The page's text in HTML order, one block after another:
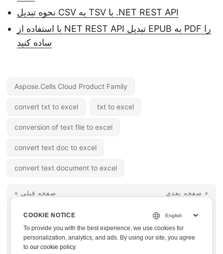
نحوه تبدیل CSV به TSV با .NET REST API
با استفاده از NET REST API تبدیل EPUB به PDF را
ساده کنید
Aspose.Cells Cloud Product Family
convert txt to excel txt to excel
conversion of text file to excel
convert text doc to excel
convert text document to excel
« صفحه قبلی
C#.NET
صفحه بعدی »
Viewer را در Java
توسعه دهید - اکسل را
COOKIE NOTICE
To provide you with the best experience, we use cookies for
personalization, analytics, and ads. By using our site, you agree
toour cookie policy.